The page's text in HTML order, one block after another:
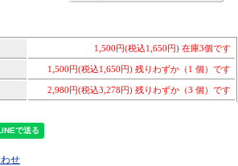
1,500円(税込1,650円) 在庫3個です
1,500円(税込1,650円) 残りわずか（1 個）です
2,980円(税込3,278円) 残りわずか（3 個）です
せ